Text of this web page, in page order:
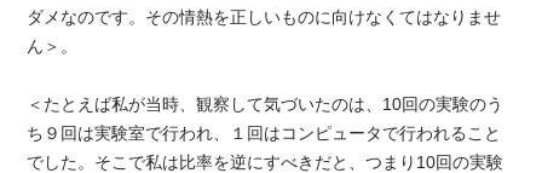
ダメなのです。その情熱を正しいものに向けなくてはなりませ
ん＞。
＜たとえば私が当時、観察して気づいたのは、10回の実験のう
ち９回は実験室で行われ、１回はコンピュータで行われること
でした。そこで私は比率を逆にすべきだと、つまり10回の実験